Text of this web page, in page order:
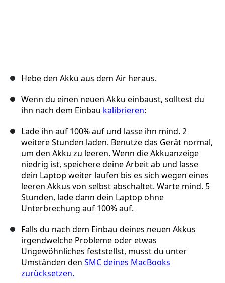
Hebe den Akku aus dem Air heraus.
Wenn du einen neuen Akku einbaust, solltest du
ihn nach dem Einbau kalibrieren:
Lade ihn auf 100% auf und lasse ihn mind. 2
weitere Stunden laden. Benutze das Gerät normal,
um den Akku zu leeren. Wenn die Akkuanzeige
niedrig ist, speichere deine Arbeit ab und lasse
dein Laptop weiter laufen bis es sich wegen eines
leeren Akkus von selbst abschaltet. Warte mind. 5
Stunden, lade dann dein Laptop ohne
Unterbrechung auf 100% auf.
Falls du nach dem Einbau deines neuen Akkus
irgendwelche Probleme oder etwas
Ungewöhnliches feststellst, musst du unter
Umständen den SMC deines MacBooks
zurücksetzen.